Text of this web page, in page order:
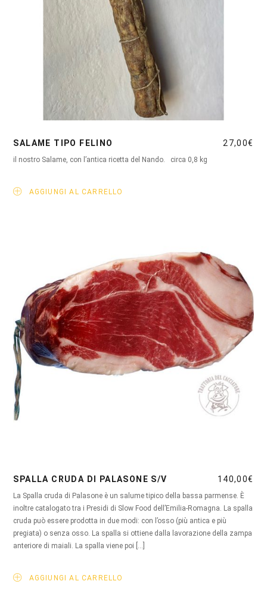
SALAME TIPO FELINO 27,00€
il nostro Salame, con l’antica ricetta del Nando. circa 0,8 kg
AGGIUNGI AL CARRELLO
SPALLA CRUDA DI PALASONE S/V 140,00€
La Spalla cruda di Palasone è un salume tipico della bassa parmense. È
inoltre catalogato tra i Presidi di Slow Food dell’Emilia-Romagna. La spalla
cruda può essere prodotta in due modi: con l’osso (più antica e più
pregiata) o senza osso. La spalla si ottiene dalla lavorazione della zampa
anteriore di maiali. La spalla viene poi […]
AGGIUNGI AL CARRELLO